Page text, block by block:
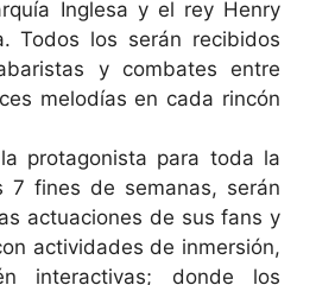
Inglesa y el rey Henry
Todos los serán recibidos
y combates entre
melodías en cada rincón
protagonista para toda la
7 fines de semanas, serán
actuaciones de sus fans y
actividades de inmersión,
interactivas; donde los